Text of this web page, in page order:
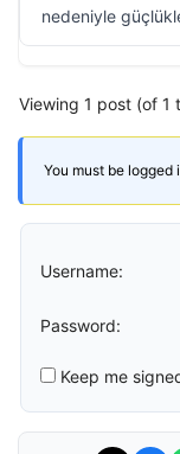
nedeniyle
Viewing 1 post (of 1
You must be
Username:
Password:
Keep me